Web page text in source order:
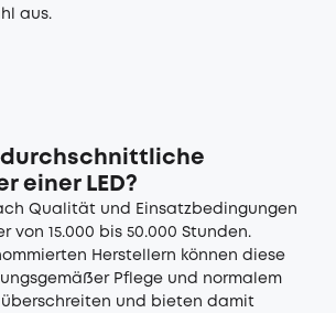
aus.
durchschnittliche
einer LED?
Qualität und Einsatzbedingungen
von 15.000 bis 50.000 Stunden.
Herstellern können diese
Pflege und normalem
und bieten damit